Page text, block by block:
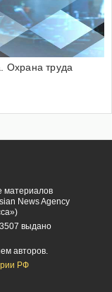
Охрана труда
материалов
News Agency
выдано
авторов.
РФ